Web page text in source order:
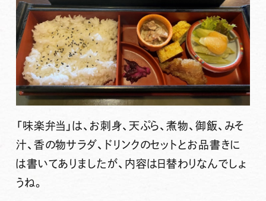
「味楽弁当」は、お刺身、天ぷら、煮物、御飯、みそ
汁、香の物サラダ、ドリンクのセットとお品書きに
は書いてありましたが、内容は日替わりなんでしょ
うね。